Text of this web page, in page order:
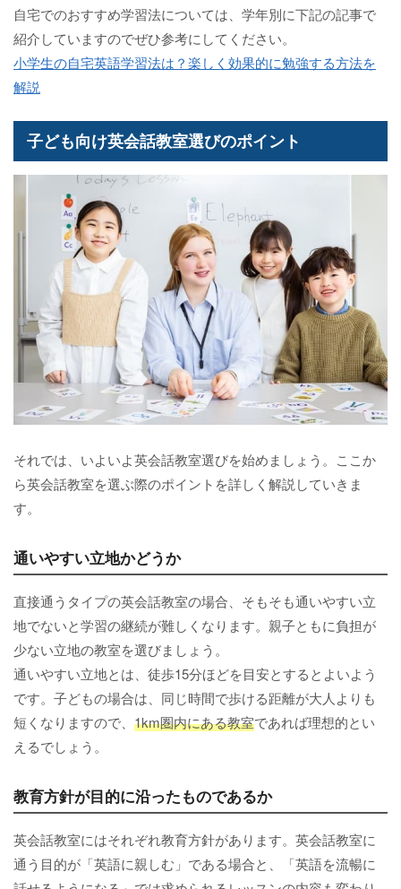
自宅でのおすすめ学習法については、学年別に下記の記事で
紹介していますのでぜひ参考にしてください。
小学生の自宅英語学習法は？楽しく効果的に勉強する方法を
解説
子ども向け英会話教室選びのポイント
それでは、いよいよ英会話教室選びを始めましょう。ここか
ら英会話教室を選ぶ際のポイントを詳しく解説していきま
す。
通いやすい立地かどうか
直接通うタイプの英会話教室の場合、そもそも通いやすい立
地でないと学習の継続が難しくなります。親子ともに負担が
少ない立地の教室を選びましょう。
通いやすい立地とは、徒歩15分ほどを目安とするとよいよう
です。子どもの場合は、同じ時間で歩ける距離が大人よりも
短くなりますので、 1km圏内にある教室であれば理想的とい
えるでしょう。
教育方針が目的に沿ったものであるか
英会話教室にはそれぞれ教育方針があります。英会話教室に
通う目的が「英語に親しむ」である場合と、「英語を流暢に